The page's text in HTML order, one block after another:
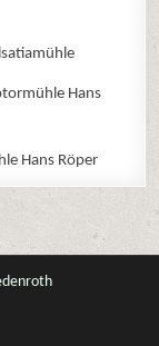
Hans
Hans Röper